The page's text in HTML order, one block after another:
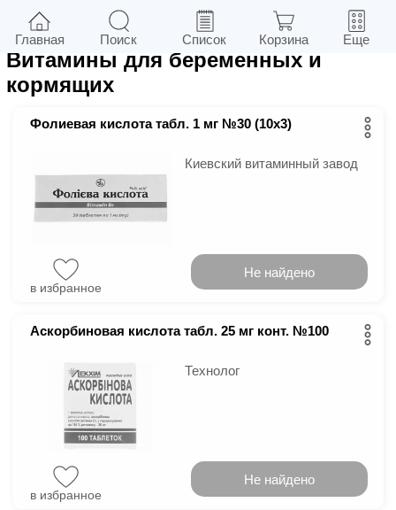
Фильтры в г.Киев
Витамины для беременных и
кормящих
Фолиевая кислота табл. 1 мг №30 (10х3)
Киевский витаминный завод
в избранное
Не найдено
Аскорбиновая кислота табл. 25 мг конт. №100
Технолог
в избранное
Не найдено
Главная Поиск Список Корзина Еще